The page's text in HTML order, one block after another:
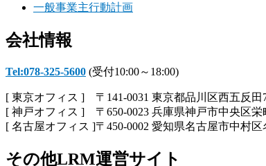
一般事業主行動計画
会社情報
Tel:078-325-5600 (受付10:00～18:00)
[ 東京オフィス ] 〒141-0031 東京都品川区西五反田
[ 神戸オフィス ] 〒650-0023 兵庫県神戸市中央区栄
[ 名古屋オフィス ]〒450-0002 愛知県名古屋市中村
その他LRM運営サイト